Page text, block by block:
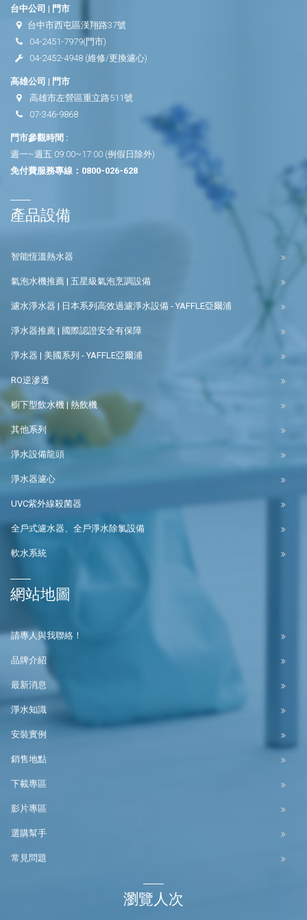
台中公司 | 門市
台中市西屯區漢翔路37號
04-2451-7979(門市)
04-2452-4948 (維修/更換濾心)
高雄公司 | 門市
高雄市左營區重立路511號
07-346-9868
門市參觀時間 :
週一~週五 09:00~17:00 (例假日除外)
免付費服務專線： 0800-026-628
產品設備
智能恆溫熱水器
氣泡水機推薦 | 五星級氣泡烹調設備
濾水淨水器 | 日本系列高效過濾淨水設備 - YAFFLE亞爾浦
淨水器推薦 | 國際認證安全有保障
淨水器 | 美國系列 - YAFFLE亞爾浦
RO逆滲透
櫥下型飲水機 | 熱飲機
其他系列
淨水設備龍頭
淨水器濾心
UVC紫外線殺菌器
全戶式濾水器、全戶淨水除氯設備
軟水系統
網站地圖
請專人與我聯絡！
品牌介紹
最新消息
淨水知識
安裝實例
銷售地點
下載專區
影片專區
選購幫手
常見問題
瀏覽人次